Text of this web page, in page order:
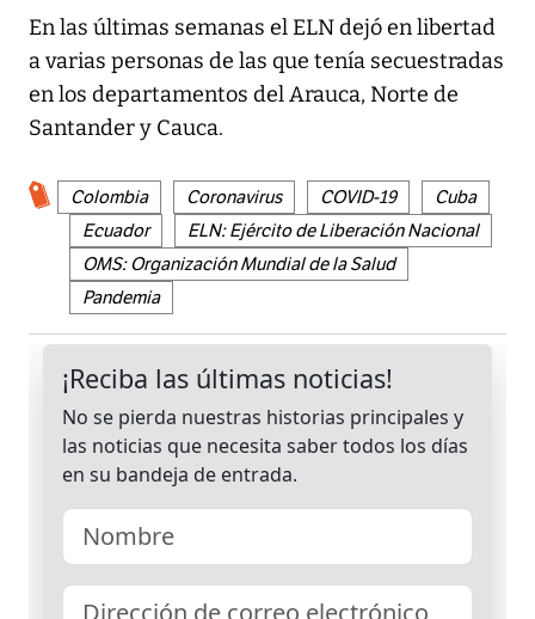
En las últimas semanas el ELN dejó en libertad
a varias personas de las que tenía secuestradas
en los departamentos del Arauca, Norte de
Santander y Cauca.
Colombia Coronavirus COVID-19
Cuba
Ecuador
ELN: Ejército de Liberación Nacional
OMS: Organización Mundial de la Salud
Pandemia